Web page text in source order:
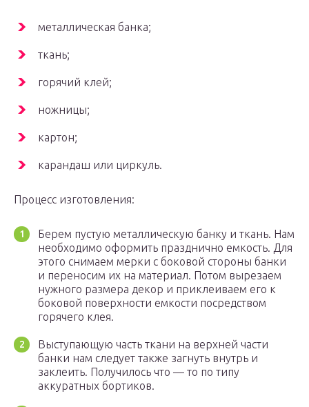
металлическая банка;
ткань;
горячий клей;
ножницы;
картон;
карандаш или циркуль.
Процесс изготовления:
Берем пустую металлическую банку и ткань. Нам
необходимо оформить празднично емкость. Для
этого снимаем мерки с боковой стороны банки
и переносим их на материал. Потом вырезаем
нужного размера декор и приклеиваем его к
боковой поверхности емкости посредством
горячего клея.
Выступающую часть ткани на верхней части
банки нам следует также загнуть внутрь и
заклеить. Получилось что — то по типу
аккуратных бортиков.